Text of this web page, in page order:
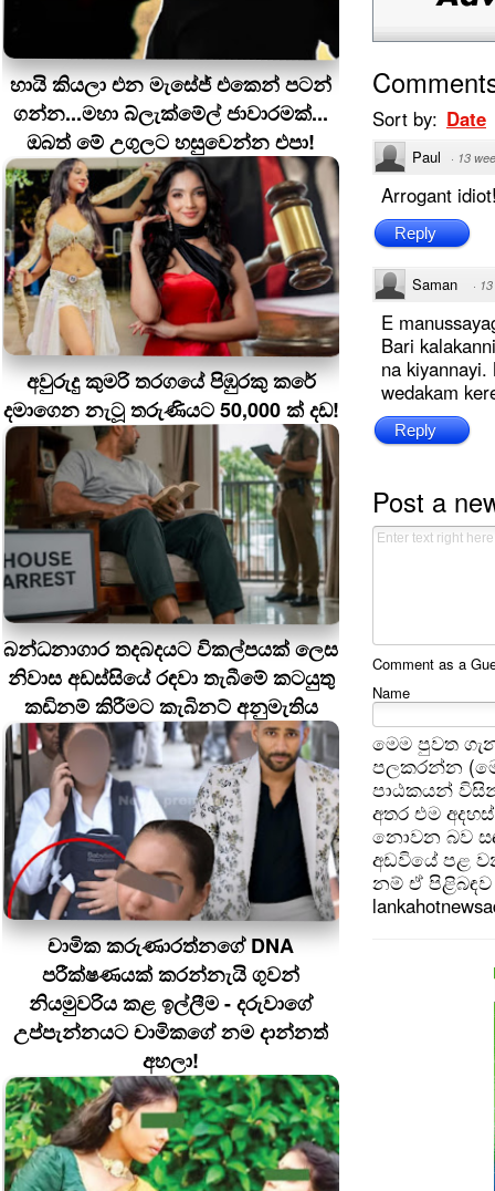
හායි කියලා එන මැසේජ් එකෙන් පටන්
ගන්න...මහා බ්ලැක්මේල් ජාවාරමක්...
ඔබත් මේ උගුලට හසුවෙන්න එපා!
අවුරුදු කුමරි තරගයේ පිඹුරකු කරේ
දමාගෙන නැටූ තරුණියට 50,000 ක් දඩ!
බන්ධනාගාර තදබදයට විකල්පයක් ලෙස
නිවාස අඩස්සියේ රඳවා තැබීමේ කටයුතු
කඩිනම් කිරීමට කැබිනට් අනුමැතිය
චාමික කරුණාරත්නගේ DNA
පරීක්ෂණයක් කරන්නැයි ගුවන්
නියමුවරිය කළ ඉල්ලීම - දරුවාගේ
උප්පැන්නයට චාමිකගේ නම දාන්නත්
අහලා!
Sort by: Date
Paul · 13
Arrogant
Reply
Saman ·
E
Bari
na
wedakam
Reply
Post a
Comment as a
Name
මෙම පුවත
පලකරන්න
පාඨකයන්
අතර එම
නොවන බව
අඩවියේ පළ
නම් ඒ පිළිබඳව